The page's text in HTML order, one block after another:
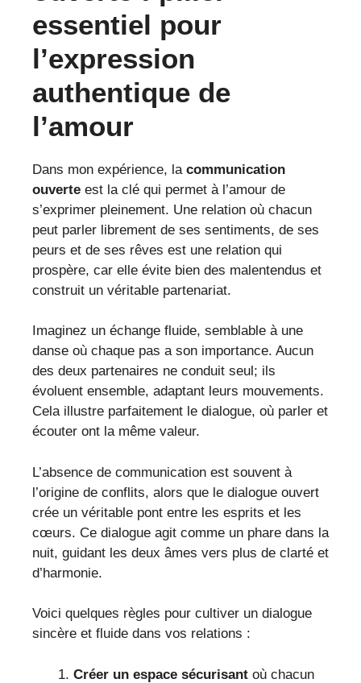
essentiel pour
l’expression
authentique de
l’amour
Dans mon expérience, la communication
ouverte est la clé qui permet à l’amour de
s’exprimer pleinement. Une relation où chacun
peut parler librement de ses sentiments, de ses
peurs et de ses rêves est une relation qui
prospère, car elle évite bien des malentendus et
construit un véritable partenariat.
Imaginez un échange fluide, semblable à une
danse où chaque pas a son importance. Aucun
des deux partenaires ne conduit seul; ils
évoluent ensemble, adaptant leurs mouvements.
Cela illustre parfaitement le dialogue, où parler et
écouter ont la même valeur.
L’absence de communication est souvent à
l’origine de conflits, alors que le dialogue ouvert
crée un véritable pont entre les esprits et les
cœurs. Ce dialogue agit comme un phare dans la
nuit, guidant les deux âmes vers plus de clarté et
d’harmonie.
Voici quelques règles pour cultiver un dialogue
sincère et fluide dans vos relations :
Créer un espace sécurisant où chacun